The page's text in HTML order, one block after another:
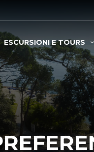
ESCURSIONI E TOURS